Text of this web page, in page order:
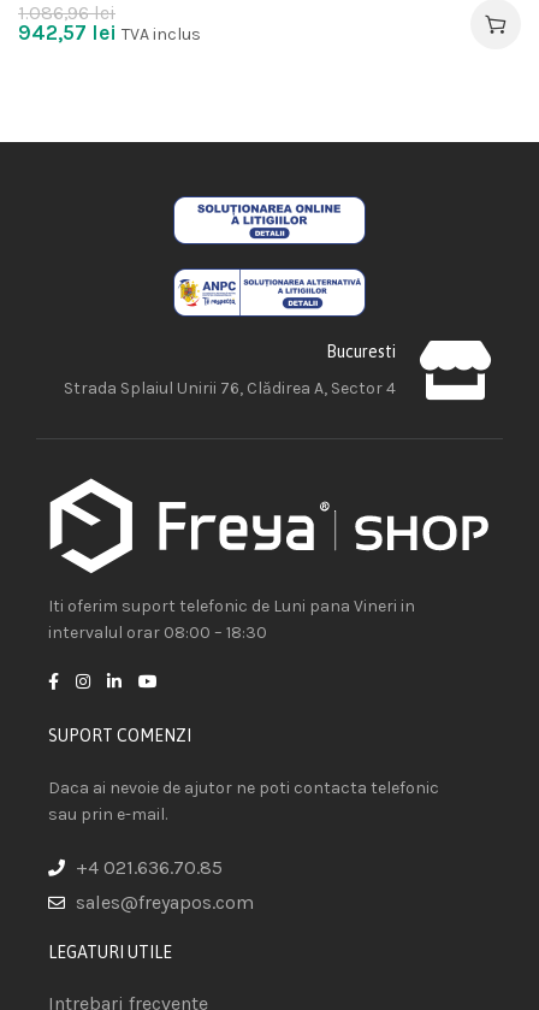
1.086,96lei
942,57 lei TVA inclus
Bucuresti
Strada Splaiul Unirii 76, Clădirea A, Sector 4
Iti oferim suport telefonic de Luni pana Vineri in
intervalul orar 08:00 – 18:30
SUPORT COMENZI
Daca ai nevoie de ajutor ne poti contacta telefonic
sau prin e-mail.
+4 021.636.70.85
sales@freyapos.com
LEGATURI UTILE
Intrebari frecvente